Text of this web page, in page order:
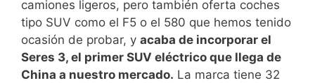
camiones ligeros, pero también oferta coches
tipo SUV como el F5 o el 580 que hemos tenido
ocasión de probar, y acaba de incorporar el
Seres 3, el primer SUV eléctrico que llega de
China a nuestro mercado. La marca tiene 32